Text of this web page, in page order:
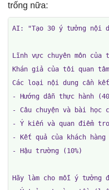
trống nữa:
AI: "Tạo 30 ý tưởng nội
Lĩnh vực chuyên môn
Khán giả của tôi quan
Các loại nội dung cần
- Hướng dẫn thực hành
- Câu chuyện và bài học
- Ý kiến ​​và quan điểm
- Kết quả của khách hàng
- Hậu trường (10%)
Hãy làm cho mỗi ý